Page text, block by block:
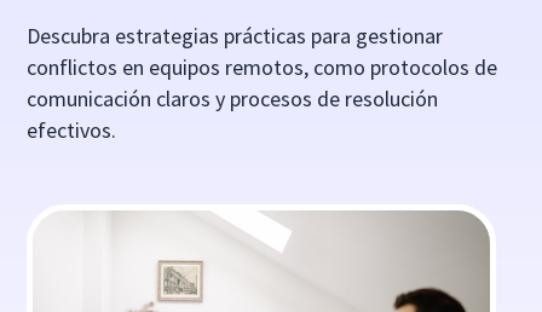
Descubra estrategias prácticas para gestionar
conflictos en equipos remotos, como protocolos de
comunicación claros y procesos de resolución
efectivos.